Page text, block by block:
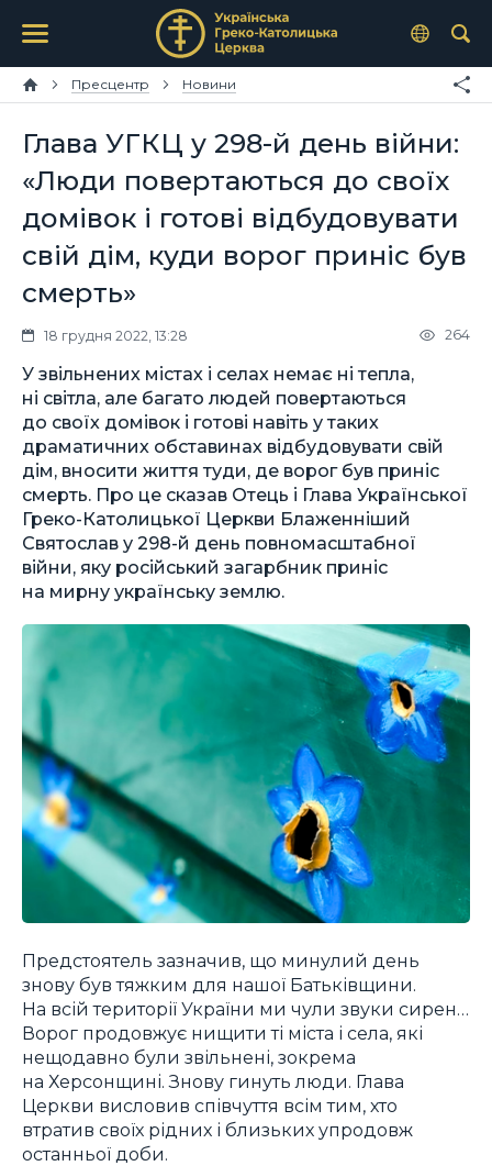
Пресцентр Новини
Глава УГКЦ у 298-й день війни:
«Люди повертаються до своїх
домівок і готові відбудовувати
свій дім, куди ворог приніс був
смерть»
18 грудня 2022, 13:28 264
У звільнених містах і селах немає ні тепла,
ні світла, але багато людей повертаються
до своїх домівок і готові навіть у таких
драматичних обставинах відбудовувати свій
дім, вносити життя туди, де ворог був приніс
смерть. Про це сказав Отець і Глава Української
Греко-Католицької Церкви Блаженніший
Святослав у 298-й день повномасштабної
війни, яку російський загарбник приніс
на мирну українську землю.
Предстоятель зазначив, що минулий день
знову був тяжким для нашої Батьківщини.
На всій території України ми чули звуки сирен…
Ворог продовжує нищити ті міста і села, які
нещодавно були звільнені, зокрема
на Херсонщині. Знову гинуть люди. Глава
Церкви висловив співчуття всім тим, хто
втратив своїх рідних і близьких упродовж
останньої доби.